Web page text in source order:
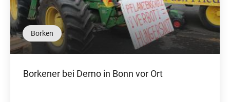
Borken
Borkener bei Demo in Bonn vor Ort